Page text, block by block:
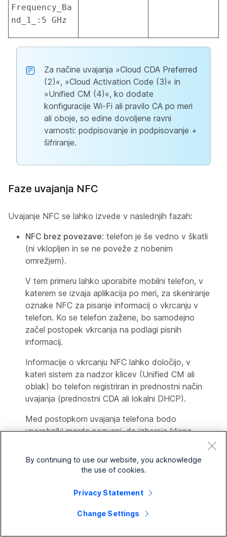
Frequency_Ba
nd_1_:5 GHz
Za načine uvajanja »Cloud CDA Preferred
(2)«, »Cloud Activation Code (3)« in
»Unified CM (4)«, ko dodate
konfiguracije Wi-Fi ali pravilo CA po meri
ali oboje, so edine dovoljene ravni
varnosti: podpisovanje in podpisovanje +
šifriranje.
Faze uvajanja NFC
Uvajanje NFC se lahko izvede v naslednjih fazah:
NFC brez povezave: telefon je še vedno v škatli
(ni vklopljen in se ne poveže z nobenim
omrežjem).
V tem primeru lahko uporabite mobilni telefon, v
katerem se izvaja aplikacija po meri, za skeniranje
oznake NFC za pisanje informacij o vkrcanju v
telefon. Ko se telefon zažene, bo samodejno
začel postopek vkrcanja na podlagi pisnih
informacij.
Informacije o vkrcanju NFC lahko določijo, v
kateri sistem za nadzor klicev (Unified CM ali
oblak) bo telefon registriran in prednostni način
uvajanja (prednostni CDA ali lokalni DHCP).
Med postopkom uvajanja telefona bodo
uporabniki morda pozvani, da izberejo klicno
Če je telefon še vedno zapakiran v telefonski
predal, lahko območje z oznako NFC optično
preberete z napravo NFC
V telefonskem
telefon. Telefon se bo sam registriral, ko se
By continuing to use our website, you acknowledge
the use of cookies.
Privacy Statement
Change Settings